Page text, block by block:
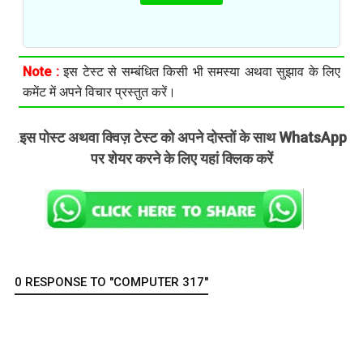
Note :इस टेस्ट से सम्बंधित किसी भी समस्या अथवा सुझाव के लिए
कमेंट में अपने विचार प्रस्तुत करें।
.इस पोस्ट अथवा क्विज़ टेस्ट को अपने दोस्तों के साथ WhatsApp
पर शेयर करने के लिए यहां क्लिक करें
0 RESPONSE TO "COMPUTER 317"